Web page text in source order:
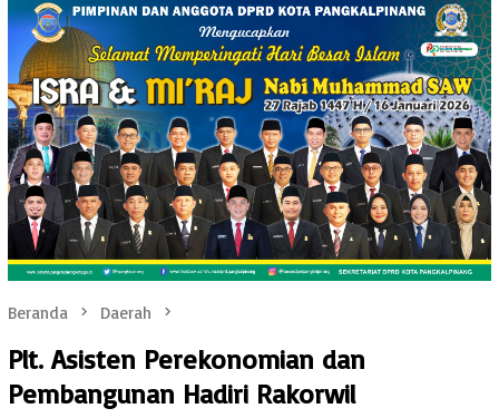
Beranda Daerah
Plt. Asisten Perekonomian dan
Pembangunan Hadiri Rakorwil